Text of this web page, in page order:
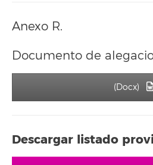
Anexo R.
Documento de
(Docx)
Descargar listado